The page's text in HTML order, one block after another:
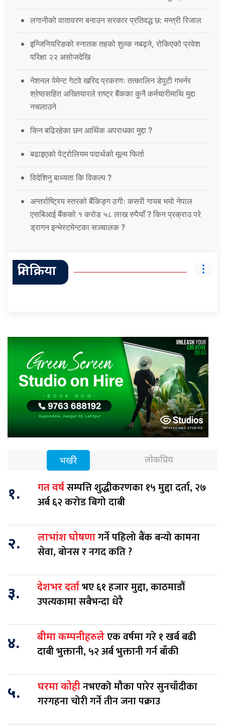
लगानीको वातावरण बनाउन सरकार प्रतिवद्ध छ: मन्त्री रिजाल
इन्जिनियरिङको स्नातक तहको शुल्क नबढ्ने, रोकिएको प्रवेश
परिक्षा २२ असोजदेखि
नेशनल पेमेन्ट गेटवे खरिद प्रकरणः तत्कालिन डेपुटी गभर्नर
श्रेष्ठसहित अख्तियारले राष्ट्र बैंकका कुनै कर्मचारीमाथि मुद्दा
नचलाउने
किन बढिरहेका छन आर्थिक अपराधका मुद्दा ?
बढाइएको पेट्रोलियम पदार्थको मूल्य फिर्ता
विदेशिनु बाध्यता कि विकल्प ?
अन्तर्राष्ट्रिय स्तरको बैंकिङ्ग ठगीः कसरी गायब भयो नेपाल
एसबिआई बैंकको १ करोड ५८ लाख रुपैयाँ ? किन प्रक्राउ परे
ड्रागन इन्भेस्टमेन्टका सञ्चालक ?
प्रतिक्रिया
भर्खरै लोकप्रिय
१. गत वर्षसम्पत्ति शुद्धीकरणका १५ मुद्दा दर्ता, २७
अर्ब ६२ करोड बिगो दाबी
२. लाभांश घोषणागर्ने पहिलो बैंक बन्यो कामना
सेवा, बोनस र नगद कति ?
३. देशभर दर्ताभए ६१ हजार मुद्दा, काठमाडौं
उपत्यकामा सबैभन्दा धेरै
४. बीमा कम्पनीहरुलेएक वर्षमा गरे १ खर्ब बढी
दाबी भुक्तानी, ५२ अर्ब भुक्तानी गर्न बाँकी
५. घरमा कोहीनभएको मौका पारेर सुनचाँदीका
गरगहना चोरी गर्ने तीन जना पक्राउ